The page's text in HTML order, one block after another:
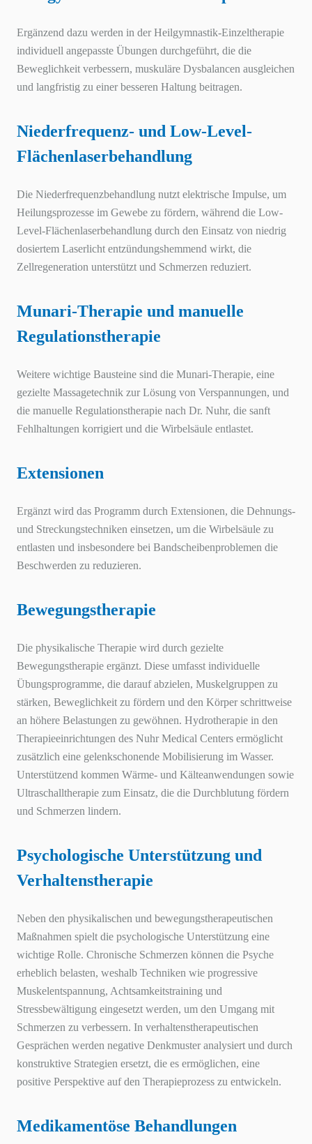
Ergänzend dazu werden in der Heilgymnastik-Einzeltherapie
individuell angepasste Übungen durchgeführt, die die
Beweglichkeit verbessern, muskuläre Dysbalancen ausgleichen
und langfristig zu einer besseren Haltung beitragen.
Niederfrequenz- und Low-Level-
Flächenlaserbehandlung
Die Niederfrequenzbehandlung nutzt elektrische Impulse, um
Heilungsprozesse im Gewebe zu fördern, während die Low-
Level-Flächenlaserbehandlung durch den Einsatz von niedrig
dosiertem Laserlicht entzündungshemmend wirkt, die
Zellregeneration unterstützt und Schmerzen reduziert.
Munari-Therapie und manuelle
Regulationstherapie
Weitere wichtige Bausteine sind die Munari-Therapie, eine
gezielte Massagetechnik zur Lösung von Verspannungen, und
die manuelle Regulationstherapie nach Dr. Nuhr, die sanft
Fehlhaltungen korrigiert und die Wirbelsäule entlastet.
Extensionen
Ergänzt wird das Programm durch Extensionen, die Dehnungs-
und Streckungstechniken einsetzen, um die Wirbelsäule zu
entlasten und insbesondere bei Bandscheibenproblemen die
Beschwerden zu reduzieren.
Bewegungstherapie
Die physikalische Therapie wird durch gezielte
Bewegungstherapie ergänzt. Diese umfasst individuelle
Übungsprogramme, die darauf abzielen, Muskelgruppen zu
stärken, Beweglichkeit zu fördern und den Körper schrittweise
an höhere Belastungen zu gewöhnen. Hydrotherapie in den
Therapieeinrichtungen des Nuhr Medical Centers ermöglicht
zusätzlich eine gelenkschonende Mobilisierung im Wasser.
Unterstützend kommen Wärme- und Kälteanwendungen sowie
Ultraschalltherapie zum Einsatz, die die Durchblutung fördern
und Schmerzen lindern.
Psychologische Unterstützung und
Verhaltenstherapie
Neben den physikalischen und bewegungstherapeutischen
Maßnahmen spielt die psychologische Unterstützung eine
wichtige Rolle. Chronische Schmerzen können die Psyche
erheblich belasten, weshalb Techniken wie progressive
Muskelentspannung, Achtsamkeitstraining und
Stressbewältigung eingesetzt werden, um den Umgang mit
Schmerzen zu verbessern. In verhaltenstherapeutischen
Gesprächen werden negative Denkmuster analysiert und durch
konstruktive Strategien ersetzt, die es ermöglichen, eine
positive Perspektive auf den Therapieprozess zu entwickeln.
Medikamentöse Behandlungen